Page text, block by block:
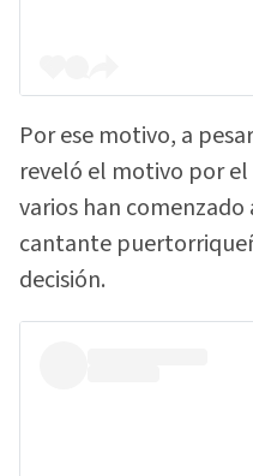
Por ese motivo, a
reveló el motivo por
varios han
cantante
decisión.